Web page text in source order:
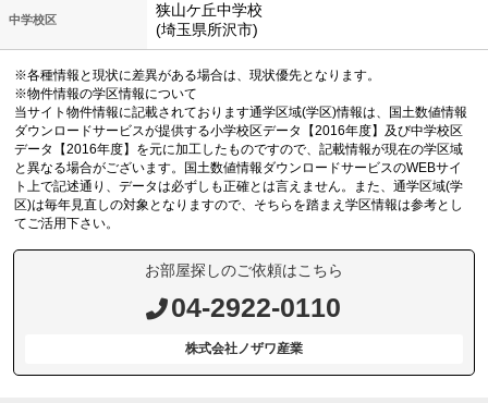
中学校区
狭山ケ丘中学校
(埼玉県所沢市)
※各種情報と現状に差異がある場合は、現状優先となります。
※物件情報の学区情報について
当サイト物件情報に記載されております通学区域(学区)情報は、国土数値情報
ダウンロードサービスが提供する小学校区データ【2016年度】及び中学校区
データ【2016年度】を元に加工したものですので、記載情報が現在の学区域
と異なる場合がございます。国土数値情報ダウンロードサービスのWEBサイ
ト上で記述通り、データは必ずしも正確とは言えません。また、通学区域(学
区)は毎年見直しの対象となりますので、そちらを踏まえ学区情報は参考とし
てご活用下さい。
お部屋探しのご依頼はこちら
04-2922-0110
株式会社ノザワ産業